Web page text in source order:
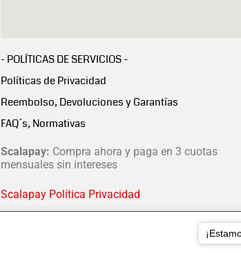
- POLÍTICAS DE SERVICIOS -
Políticas de Privacidad
Reembolso, Devoluciones y Garantías
FAQ´s, Normativas
Scalapay: Compra ahora y paga en 3 cuotas
mensuales sin intereses
Scalapay Política Privacidad